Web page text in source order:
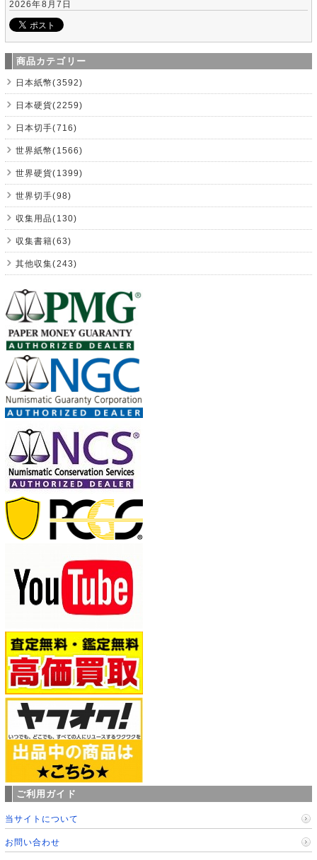
2026年8月7日
商品カテゴリー
日本紙幣(3592)
日本硬貨(2259)
日本切手(716)
世界紙幣(1566)
世界硬貨(1399)
世界切手(98)
収集用品(130)
収集書籍(63)
其他収集(243)
ご利用ガイド
当サイトについて
お問い合わせ